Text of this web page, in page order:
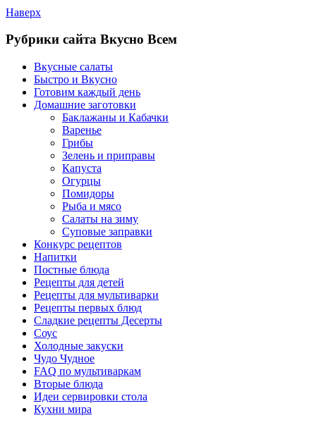
Наверх
Рубрики сайта Вкусно Всем
Вкусные салаты
Быстро и Вкусно
Готовим каждый день
Домашние заготовки
Баклажаны и Кабачки
Варенье
Грибы
Зелень и приправы
Капуста
Огурцы
Помидоры
Рыба и мясо
Салаты на зиму
Суповые заправки
Конкурс рецептов
Напитки
Постные блюда
Рецепты для детей
Рецепты для мультиварки
Рецепты первых блюд
Сладкие рецепты Десерты
Соус
Холодные закуски
Чудо Чудное
FAQ по мультиваркам
Вторые блюда
Идеи сервировки стола
Кухни мира